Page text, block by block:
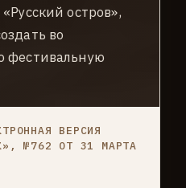
остров»,
во
фестивальную
ВЕРСИЯ
№762 ОТ 31 МАРТА